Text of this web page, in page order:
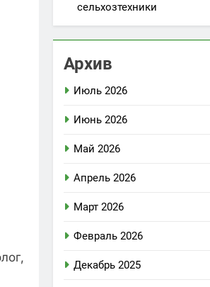
сельхозтехники
Архив
Июль 2026
Июнь 2026
Май 2026
Апрель 2026
Март 2026
Февраль 2026
Декабрь 2025